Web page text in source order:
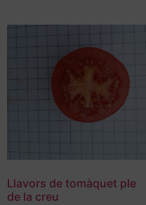
Llavors de tomàquet ple
de la creu